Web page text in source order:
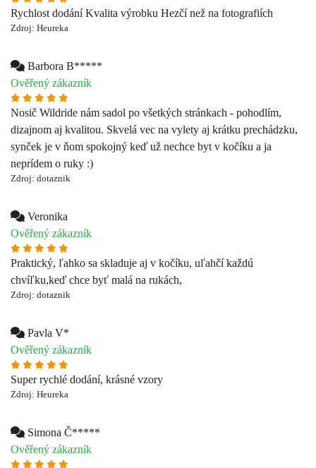
Nosič Wildride nám sadol po všetkých stránkach - pohodlím,
dizajnom aj kvalitou. Skvelá vec na vylety aj krátku prechádzku,
neprídem o ruky :)
Zdroj: dotaznik
Veronika
Ověřený zákazník
Praktický, ľahko sa skladuje aj v kočíku, uľahčí každú
chvíľku,keď chce byť malá na rukách,
Pavla V*
Ověřený zákazník
Super rychlé dodání, krásné vzory
Zdroj: Heureka
Simona Č*****
Ověřený zákazník
Zatiaľ nepoužívame, dieťa má iba 7 mesiacov
Zdroj: dotaznik
Jarmila C*****
Ověřený zákazník